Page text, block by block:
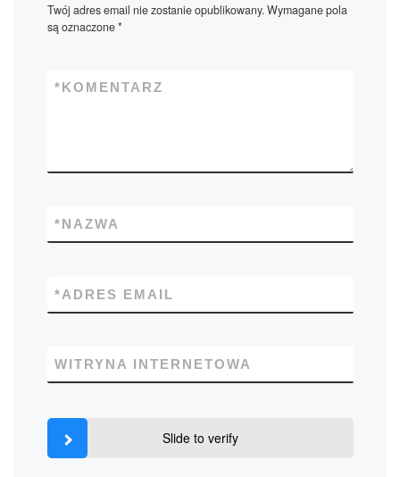
Twój adres email nie zostanie opublikowany.Wymagane pola
są oznaczone*
KOMENTARZ
*
NAZWA
*
ADRES EMAIL
*
WITRYNA INTERNETOWA
Slide to verify